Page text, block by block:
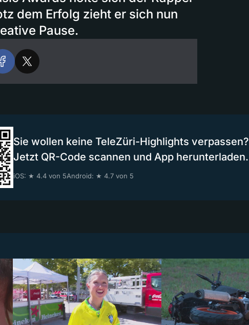
dem Erfolg zieht er sich nun
Pause.
Sie wollen keine TeleZüri-Highlights verpassen?
Jetzt QR-Code scannen und App herunterladen.
iOS: ★ 4.4 von 5Android: ★ 4.7 von 5